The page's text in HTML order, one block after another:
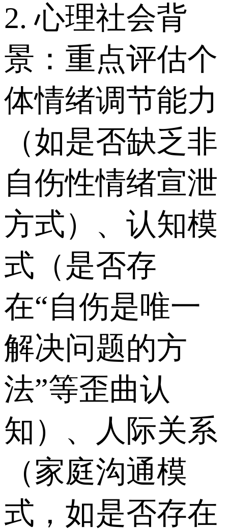
2. 心理社会背
景：重点评估个
体情绪调节能力
（如是否缺乏非
自伤性情绪宣泄
方式）、认知模
式（是否存
在“自伤是唯一
解决问题的方
法”等歪曲认
知）、人际关系
（家庭沟通模
式，如是否存在